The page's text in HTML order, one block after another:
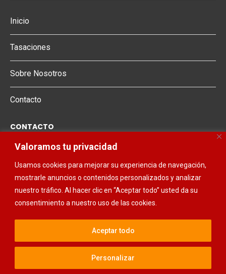
Valoramos tu privacidad
Usamos cookies para mejorar su experiencia de navegación,
mostrarle anuncios o contenidos personalizados y analizar
nuestro tráfico. Al hacer clic en “Aceptar todo” usted da su
consentimiento a nuestro uso de las cookies.
Personalizar
Aceptar todo
Inicio
Tasaciones
Sobre Nosotros
Contacto
CONTACTO
678 00 96 80
661 623 058
968 48 15 68
@2025 - Todos los derechos reservados. Diseñado y desarrollado por
Estudio Neto